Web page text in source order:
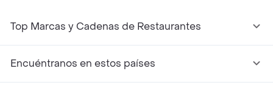
Top Marcas y Cadenas de Restaurantes
Encuéntranos en estos países